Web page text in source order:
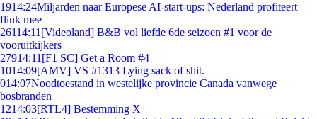
1914:24Miljarden naar Europese AI-start-ups: Nederland profiteert
flink mee
26114:11 [Videoland] B&B vol liefde 6de seizoen #1 voor de
vooruitkijkers
27914:11 [F1 SC] Get a Room #4
1014:09[AMV] VS #1313 Lying sack of shit.
014:07Noodtoestand in westelijke provincie Canada vanwege
bosbranden
1214:03[RTL4] Bestemming X